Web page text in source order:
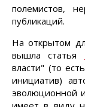
полемистов,
публикаций.
На открытом
вышла статья
власти" (то
инициатив)
эволюционной